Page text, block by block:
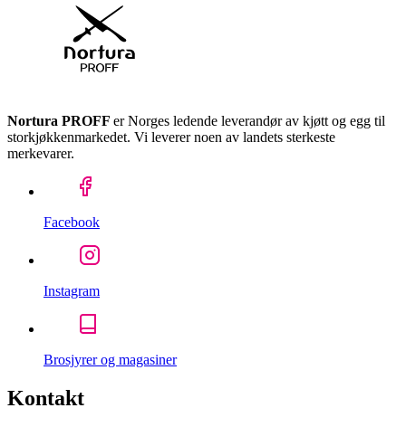
Nortura PROFF er Norges ledende leverandør av kjøtt og egg til
storkjøkkenmarkedet. Vi leverer noen av landets sterkeste
merkevarer.
Facebook
Instagram
Brosjyrer og magasiner
Kontakt